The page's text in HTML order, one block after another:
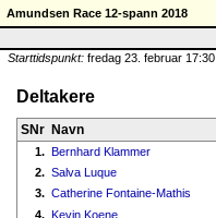
Amundsen Race 12-spann 2018
Starttidspunkt: fredag 23. februar 17:30
Deltakere
SNr Navn
1. Bernhard Klammer
2. Salva Luque
3. Catherine Fontaine-Mathis
4. Kevin Koene